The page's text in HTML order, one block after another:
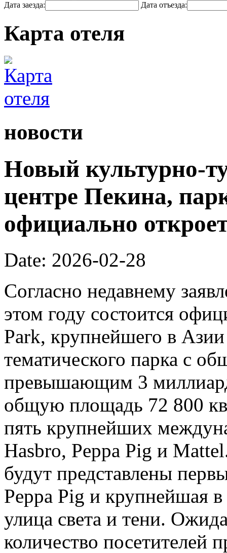
Дата заезда: Дата отъезда:
Карта отеля
новости
Новый культурно-
центре Пекина,
официально
Date: 2026-02-28
Согласно недавнему
этом году состоится
Park, крупнейшего в Азии
тематического парка с
превышающим 3
общую площадь 72 800
пять крупнейших
Hasbro, Peppa Pig и
будут представлены
Peppa Pig и крупнейшая
улица света и тени.
количество посетителей